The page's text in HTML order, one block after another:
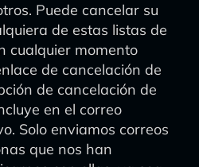
Puede cancelar su
de estas listas de
cualquier momento
de cancelación de
de cancelación de
en el correo
Solo enviamos correos
que nos han